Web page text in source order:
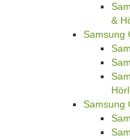
&
Samsung
Samsung